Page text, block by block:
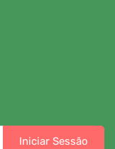
Iniciar Sessão